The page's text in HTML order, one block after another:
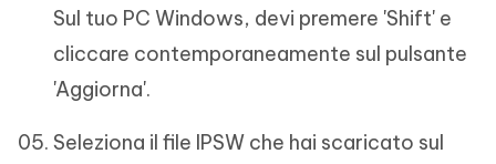
Sul tuo PC Windows, devi premere 'Shift' e
cliccare contemporaneamente sul pulsante
'Aggiorna'.
Seleziona il file IPSW che hai scaricato sul